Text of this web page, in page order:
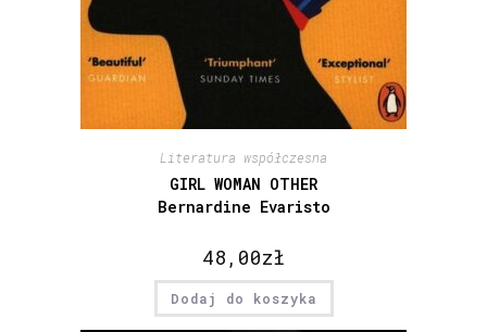
Literatura współczesna
GIRL WOMAN OTHER
Bernardine Evaristo
48,00zł
Dodaj do koszyka